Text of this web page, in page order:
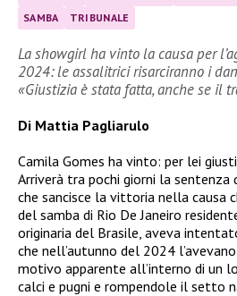
SAMBA
TRIBUNALE
La showgirl ha vinto la causa per
2024: le assalitrici risarciranno i
«Giustizia è stata fatta, anche se il
Di Mattia Pagliarulo
Camila Gomes ha vinto: per lei
Arriverà tra pochi giorni la sentenza
che sancisce la vittoria nella causa
del samba di Rio De Janeiro
originaria del Brasile, aveva
che nell’autunno del 2024
motivo apparente all’interno di un
calci e pugni e rompendole il setto